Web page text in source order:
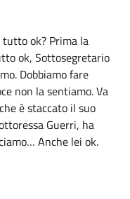
ok? Prima la
ok, Sottosegretario
Dobbiamo fare
non la sentiamo. Va
è staccato il suo
Guerri, ha
Anche lei ok.